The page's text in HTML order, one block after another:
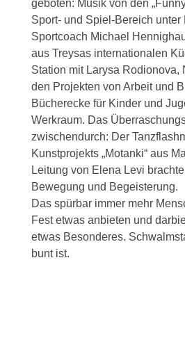
geboten: Musik von den
Sport- und Spiel-Bereich unter
Sportcoach Michael
aus Treysas internationalen
Station mit Larysa Rodionova,
den Projekten von Arbeit und
Bücherecke für Kinder und
Werkraum. Das
zwischendurch: Der
Kunstprojekts „Motanki“ aus
Leitung von Elena Levi
Bewegung und Begeisterung.
Das spürbar immer mehr
Fest etwas anbieten und
etwas Besonderes.
bunt ist.